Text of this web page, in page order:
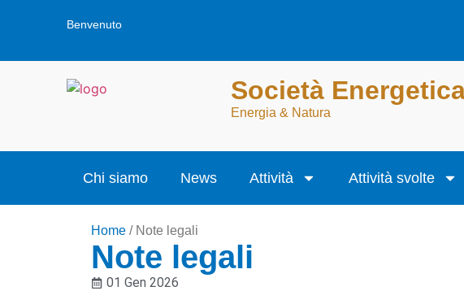
Benvenuto
Società
Energia & Natura
Chi siamo News Attività Attività svolte
Home / Note legali
Note legali
01 Gen 2026